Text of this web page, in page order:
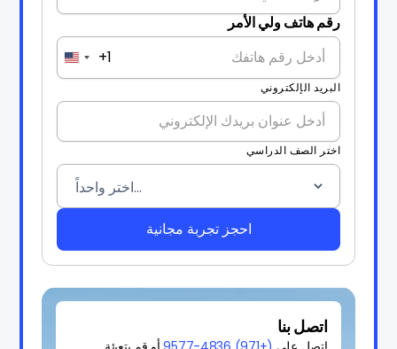
رقم هاتف ولي الأمر
United
States
+1
البريد الإلكتروني
اختر الصف الدراسي
اتصل بنا
اتصل على (+971) 4836-9577 أو قم بتعبئة